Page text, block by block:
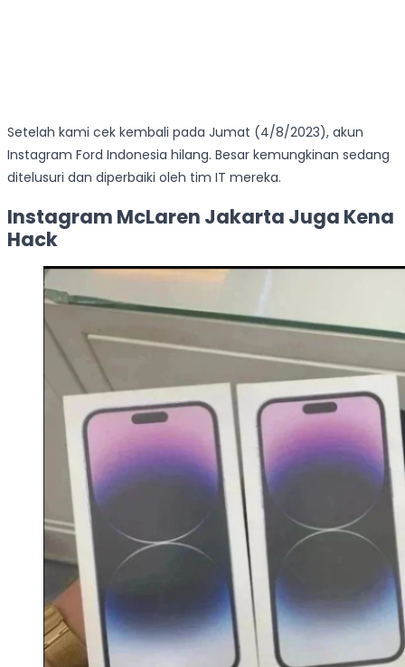
Setelah kami cek kembali pada Jumat (4/8/2023), akun
Instagram Ford Indonesia hilang. Besar kemungkinan sedang
ditelusuri dan diperbaiki oleh tim IT mereka.
Instagram McLaren Jakarta Juga Kena
Hack